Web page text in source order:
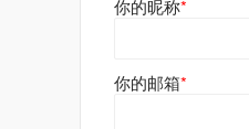
你的昵称*
你的邮箱*